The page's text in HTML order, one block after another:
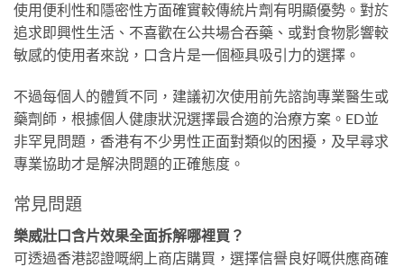
使用便利性和隱密性方面確實較傳統片劑有明顯優勢。對於
追求即興性生活、不喜歡在公共場合吞藥、或對食物影響較
敏感的使用者來說，口含片是一個極具吸引力的選擇。
不過每個人的體質不同，建議初次使用前先諮詢專業醫生或
藥劑師，根據個人健康狀況選擇最合適的治療方案。ED並
非罕見問題，香港有不少男性正面對類似的困擾，及早尋求
專業協助才是解決問題的正確態度。
常見問題
樂威壯口含片效果全面拆解哪裡買？
可透過香港認證嘅網上商店購買，選擇信譽良好嘅供應商確